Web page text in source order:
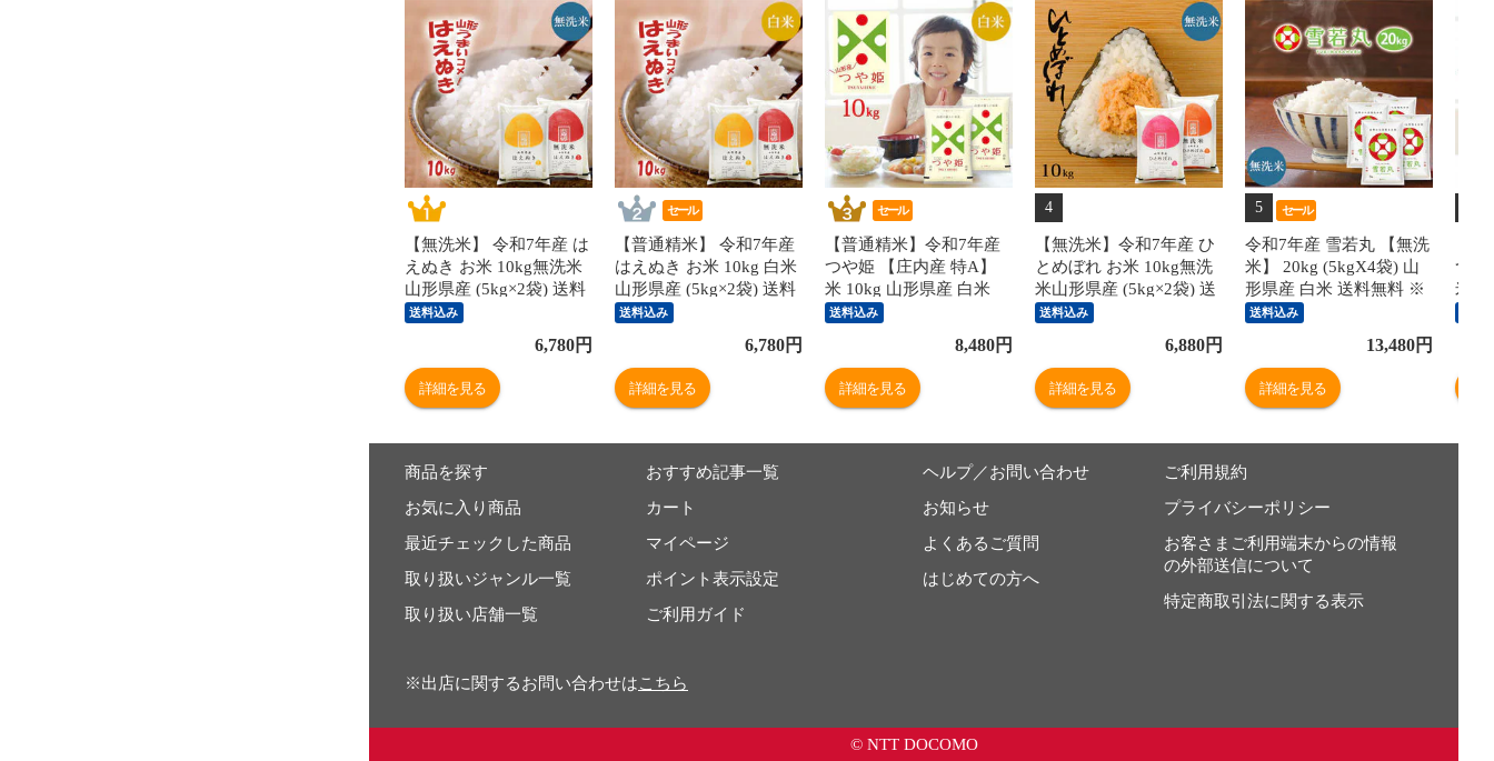
【無洗米】 令和7年産 は
えぬき お米 10kg無洗米
山形県産 (5kg×2袋) 送料
無料 ※北海道・中国・四
国・九州・沖縄は別途追
tsuyahae
送料込み
6,780円
詳細を見る
セール
【普通精米】 令和7年産
はえぬき お米 10kg 白米
山形県産 (5kg×2袋) 送料
無料 ※北海道・中国・四
国・九州・沖縄は別途追
cp202312628
送料込み
6,780円
詳細を見る
セール
【普通精米】令和7年産
つや姫 【庄内産 特A】
米 10kg 山形県産 白米
5kg×2袋 精米 白米 お米
国・四国・九州・沖縄は
別途追加送料 コメ こめ
cp202312628
送料込み
8,480円
詳細を見る
4
【無洗米】令和7年産 ひ
とめぼれ お米 10kg無洗
米山形県産 (5kg×2袋) 送
料無料 ※北海道・中国・
四国・九州・沖縄は別途
追加送料 コメ こめ
tsuyahae cp202312628
送料込み
6,880円
詳細を見る
5 セール
令和7年産 雪若丸 【無洗
米】 20kg (5kgX4袋) 山
形県産 白米 送料無料 ※
北海道・中国・四国・九
州・沖縄は別途追加送料
送料込み
13,480円
詳細を見る
つや
米
沖縄
こめ
商品を探す
お気に入り商品
最近チェックした商品
取り扱いジャンル一覧
取り扱い店舗一覧
おすすめ記事一覧
カート
マイページ
ポイント表示設定
ご利用ガイド
ヘルプ／お問い合わせ
お知らせ
よくあるご質問
はじめての方へ
ご利用規約
プライバシーポリシー
お客さまご利用端末からの情報
の外部送信について
特定商取引法に関する表示
※出店に関するお問い合わせはこちら
© NTT DOCOMO